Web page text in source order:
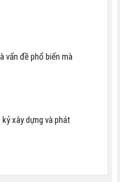
vấn đề phổ biến mà
xây dựng và phát